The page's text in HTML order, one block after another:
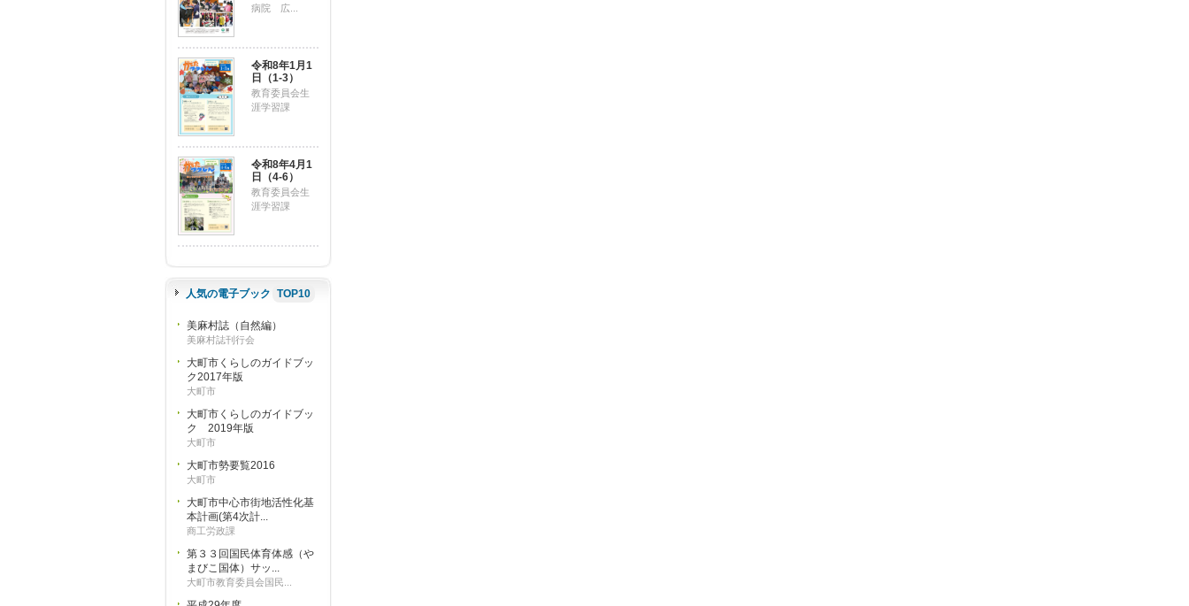
病院 広...
令和8年1月1
日（1-3）
教育委員会生
涯学習課
令和8年4月1
日（4-6）
教育委員会生
涯学習課
人気の電子ブック TOP10
美麻村誌（自然編）
美麻村誌刊行会
大町市くらしのガイドブッ
ク2017年版
大町市
大町市くらしのガイドブッ
ク 2019年版
大町市
大町市勢要覧2016
大町市
大町市中心市街地活性化基
本計画(第4次計...
商工労政課
第３３回国民体育体感（や
まびこ国体）サッ...
大町市教育委員会国民...